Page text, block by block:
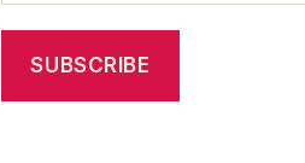
SUBSCRIBE